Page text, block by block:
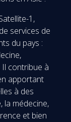
1,
services de
du pays :
contribue à
apportant
à des
la médecine,
et bien